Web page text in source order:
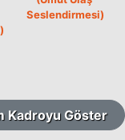
Seslendirmesi)
Kadroyu Göster